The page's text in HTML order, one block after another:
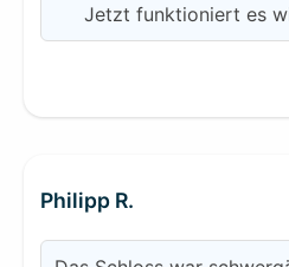
Jetzt funktioniert es
Philipp R.